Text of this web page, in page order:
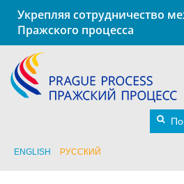
Укрепляя сотрудничество
Пражского процесса
ENGLISH РУССКИЙ